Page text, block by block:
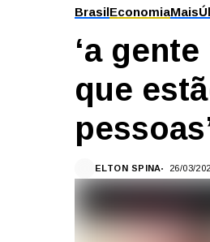
BrasilEconomiaMais
‘a
que
ELTON SPINA 26/03/